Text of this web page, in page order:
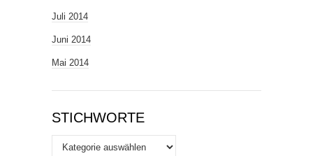
Juli 2014
Juni 2014
Mai 2014
STICHWORTE
Stichworte